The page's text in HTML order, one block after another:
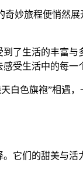
奇妙旅程便悄然
了生活的丰富
受生活中的每一
白色旗袍”相
它们的甜美与